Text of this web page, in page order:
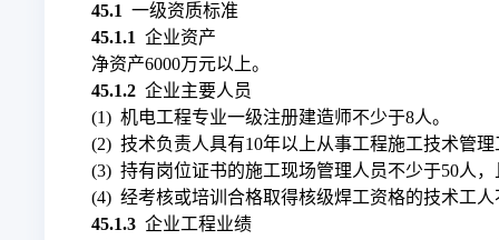
45.1 一级资质标准
45.1.1 企业资产
净资产6000万元以上。
45.1.2 企业主要人员
(1) 机电工程专业一级注册建造师不少于8人。
(2) 技术负责人具有10年以上从事工程施工技术管
(3) 持有岗位证书的施工现场管理人员不少于50人
(4) 经考核或培训合格取得核级焊工资格的技术工人
45.1.3 企业工程业绩